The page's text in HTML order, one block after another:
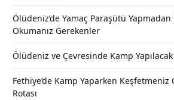
Ölüdeniz’de Yamaç Paraşütü
Okumanız Gerekenler
Ölüdeniz ve Çevresinde Kamp
Fethiye’de Kamp Yaparken Keşfetmeniz
Rotası